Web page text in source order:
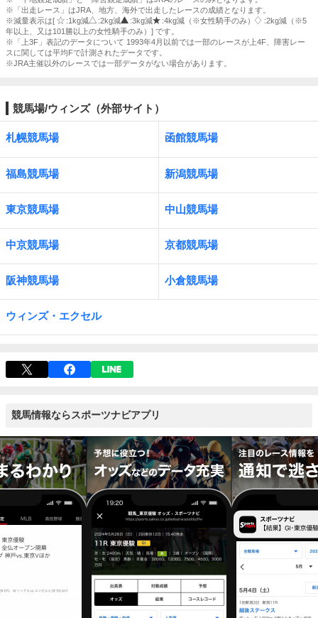
※「出走レース」はJRA、地方、海外で出走したレースの成績となります。
※減量表示は[
:1kg減 :2kg減 :3kg減 :4kg減（※女性騎手のみ）
:2kg減（※5
年以上、又は101勝以上の女性騎手のみ）] です。
※「上3F」表記のデータについて 1993年4月以前では一部のレースが上4F、障害レー
スに関しては平均Fで計測されたデータです。
※JRA主催以外のレースでは一部データがない場合があります。
競馬場/ウィンズ（外部サイト）
札幌競馬場 函館競馬場
福島競馬場 新潟競馬場
東京競馬場 中山競馬場
中京競馬場 京都競馬場
阪神競馬場 小倉競馬場
ウィンズ・エクセル
競馬情報ならスポーツナビアプリ